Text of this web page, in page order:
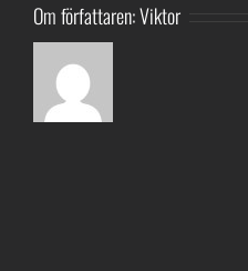
Om författaren:Viktor